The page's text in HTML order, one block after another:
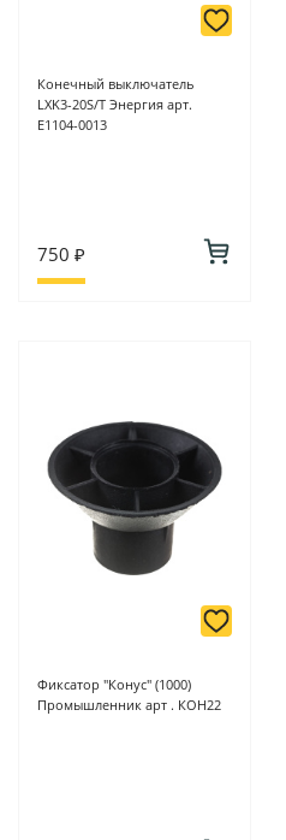
Конечный выключатель
LXK3-20S/Т Энергия арт.
Е1104-0013
750 ₽
Фиксатор "Конус" (1000)
Промышленник арт . КОН22